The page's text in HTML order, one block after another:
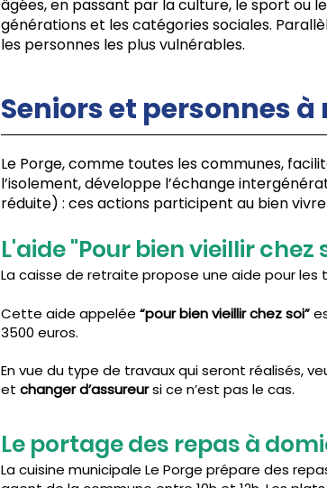
âgées, en passant par la culture, le sport ou
générations et les catégories sociales.
les personnes les plus vulnérables.
Seniors et personnes
Le Porge, comme toutes les communes,
l’isolement, développe l’échange
réduite) : ces actions participent au bien
L'aide "Pour bien vieillir
La caisse de retraite propose une aide pour
Cette aide appelée “pour bien vieillir chez soi”
3500 euros.
En vue du type de travaux qui seront réalisés,
et changer d’assureursi ce n’est pas le cas.
Le portage des repas à
La cuisine municipale Le Porge prépare des